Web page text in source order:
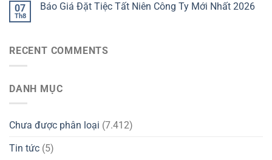
07
Th8
Báo Giá Đặt Tiệc Tất Niên Công Ty Mới Nhất 2026
RECENT COMMENTS
DANH MỤC
Chưa được phân loại (7.412)
Tin tức (5)